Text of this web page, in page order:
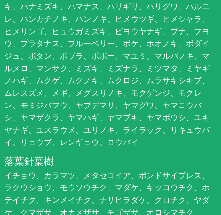
キ、ハナミズキ、ハマナス、ハリギリ、ハリグワ、ハルニ
レ、ハンカチノキ、ハンノキ、ヒメウツギ、ヒメシャラ、
ヒメリンゴ、ヒュウガミズキ、ビヨウヤナギ、ブナ、フヨ
ウ、プラタナス、ブルーベリー、ボケ、ホオノキ、ボダイ
ジュ、ボタン、ポプラ、ポポー、マユミ、マルバノキ、マ
ルメロ、マンサク、ミズキ、ミズナラ、ミツマタ、ミヤギ
ノハギ、ムクゲ、ムクノキ、ムクロジ、ムラサキシキブ、
ムレスズメ、メギ、メグスリノキ、モクゲンジ、モクレ
ン、モミジバフウ、ヤブデマリ、ヤマグワ、ヤマコウバ
シ、ヤマザクラ、ヤマハギ、ヤマブキ、ヤマボウシ、ユキ
ヤナギ、ユスラウメ、ユリノキ、ライラック、リキュウバ
イ、リョウブ、レンギョウ、ロウバイ
落葉針葉樹
イチョウ、カラマツ、メタセコイア、ポンドサイプレス、
ラクウショウ、モウソウチク、マダケ、キッコウチク、ホ
テイチク、キンメイチク、ナリヒラダケ、クロチク、ヤダ
ケ、クマザサ、オカメザサ、チゴザサ、オロシマチク